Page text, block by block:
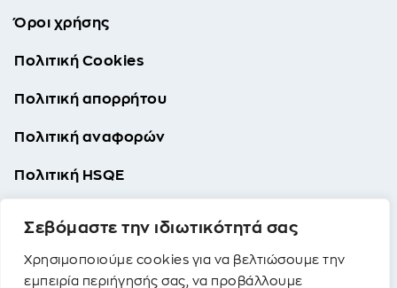
Σεβόμαστε την ιδιωτικότητά σας
Χρησιμοποιούμε cookies για να βελτιώσουμε την
εμπειρία περιήγησής σας, να προβάλλουμε
Όροι χρήσης
Πολιτική Cookies
Πολιτική απορρήτου
Πολιτική αναφορών
Πολιτική HSQE